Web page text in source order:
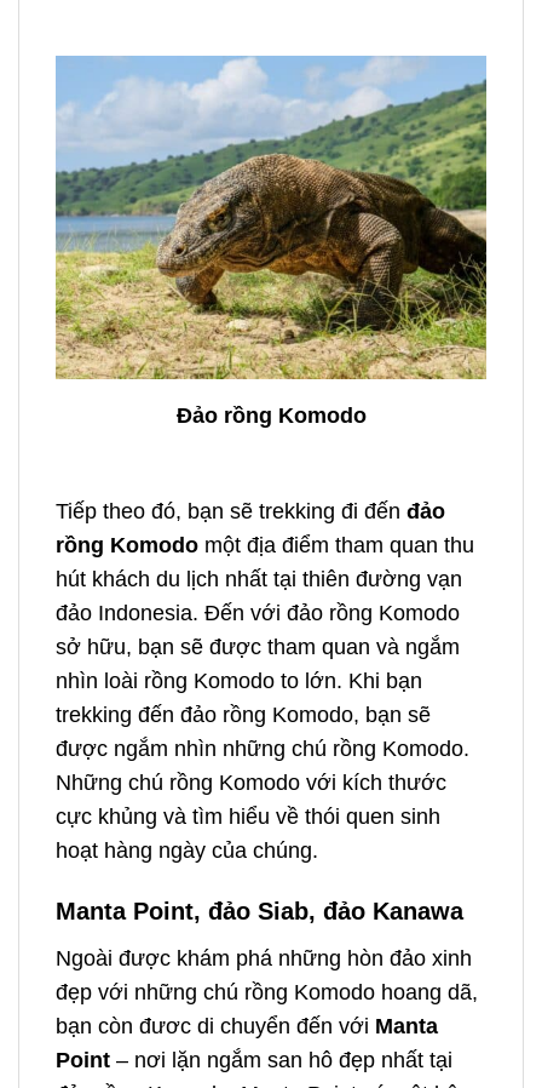
Đảo rồng Komodo
Tiếp theo đó, bạn sẽ trekking đi đến đảo
rồng Komodo một địa điểm tham quan thu
hút khách du lịch nhất tại thiên đường vạn
đảo Indonesia. Đến với đảo rồng Komodo
sở hữu, bạn sẽ được tham quan và ngắm
nhìn loài rồng Komodo to lớn. Khi bạn
trekking đến đảo rồng Komodo, bạn sẽ
được ngắm nhìn những chú rồng Komodo.
Những chú rồng Komodo với kích thước
cực khủng và tìm hiểu về thói quen sinh
hoạt hàng ngày của chúng.
Manta Point, đảo Siab, đảo Kanawa
Ngoài được khám phá những hòn đảo xinh
đẹp với những chú rồng Komodo hoang dã,
bạn còn đươc di chuyển đến với Manta
Point – nơi lặn ngắm san hô đẹp nhất tại